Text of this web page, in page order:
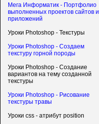
Мега Информатик - Портфолио
выполненных проектов сайтов и
приложений
Уроки Photoshop - Текстуры
Уроки Photoshop - Создаем
текстуру горной породы
Уроки Photoshop - Создание
вариантов на тему созданной
текстуры
Уроки Photoshop - Рисование
текстуры травы
Уроки css - атрибут position